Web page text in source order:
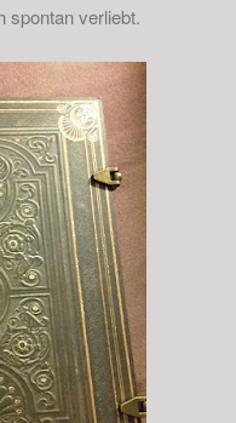
spontan verliebt.